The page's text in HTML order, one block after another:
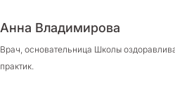
Анна Владимирова
Врач, основательница Школы
практик.